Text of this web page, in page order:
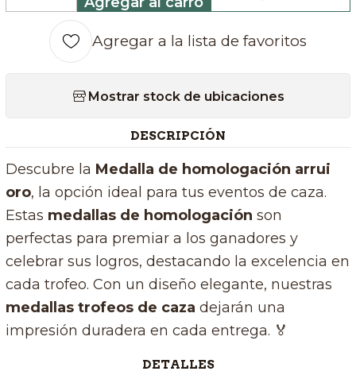
Agregar a la lista de favoritos
Mostrar stock de ubicaciones
DESCRIPCIÓN
Descubre la Medalla de homologación arrui
oro, la opción ideal para tus eventos de caza.
Estas medallas de homologación son
perfectas para premiar a los ganadores y
celebrar sus logros, destacando la excelencia en
cada trofeo. Con un diseño elegante, nuestras
medallas trofeos de caza dejarán una
impresión duradera en cada entrega. 🏅
DETALLES